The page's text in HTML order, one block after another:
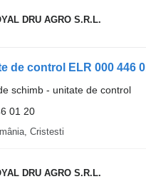
DRU AGRO S.R.L.
schimb - unitate de control
01 20
Cristesti
DRU AGRO S.R.L.